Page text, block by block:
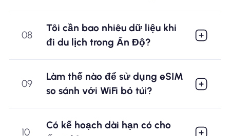
08
Tôi cần bao nhiêu dữ liệu khi
đi du lịch trong Ấn Độ?
09
Làm thế nào để sử dụng eSIM
so sánh với WiFi bỏ túi?
10
Có kế hoạch dài hạn có cho